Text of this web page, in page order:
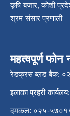
कृषि बजार, कोशी
श्रम संसार प्रणाली
महत्वपूर्ण फोन
रेडक्रस ब्लड बैंक:
इलाका प्रहरी
दमकल: ०२५-